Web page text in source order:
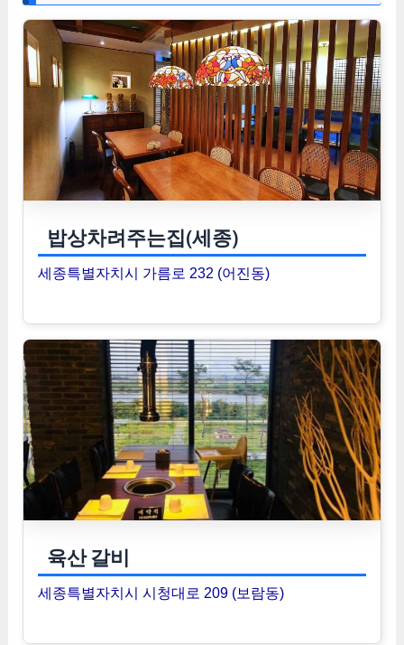
밥상차려주는집(세종)
세종특별자치시 가름로 232 (어진동)
육산 갈비
세종특별자치시 시청대로 209 (보람동)